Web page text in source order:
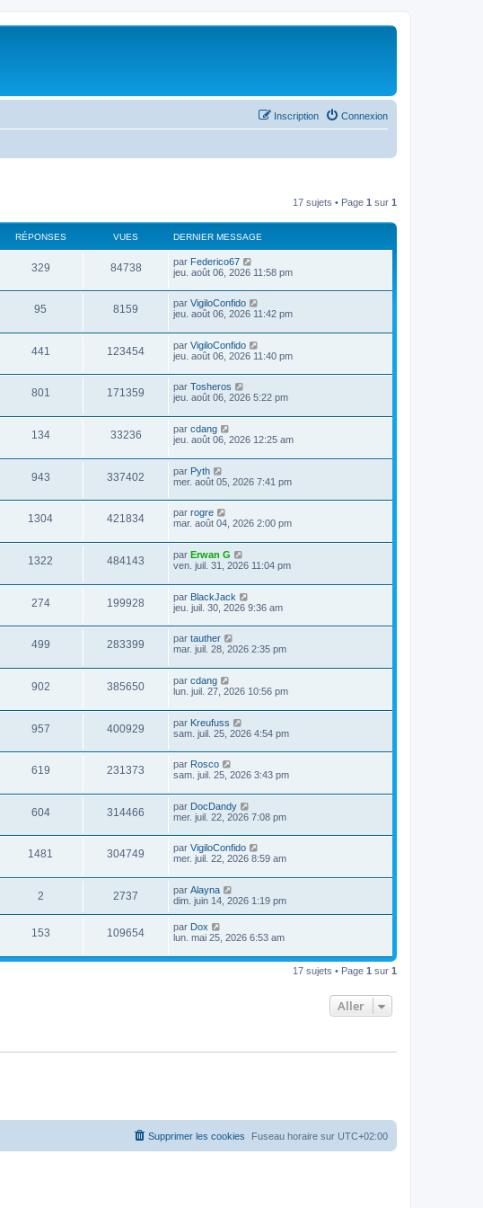
Connexion
Inscription
17 sujets • Page 1 sur 1
RÉPONSES VUES DERNIER MESSAGE
329 84738 par Federico67
jeu. août 06, 2026 11:58 pm
95 8159 par VigiloConfido
jeu. août 06, 2026 11:42 pm
441 123454 par VigiloConfido
jeu. août 06, 2026 11:40 pm
801 171359 par Tosheros
jeu. août 06, 2026 5:22 pm
134 33236 par cdang
jeu. août 06, 2026 12:25 am
943 337402 par Pyth
mer. août 05, 2026 7:41 pm
1304 421834 par rogre
mar. août 04, 2026 2:00 pm
1322 484143 par Erwan G
ven. juil. 31, 2026 11:04 pm
274 199928 par BlackJack
jeu. juil. 30, 2026 9:36 am
499 283399 par tauther
mar. juil. 28, 2026 2:35 pm
902 385650 par cdang
lun. juil. 27, 2026 10:56 pm
957 400929 par Kreufuss
sam. juil. 25, 2026 4:54 pm
619 231373 par Rosco
sam. juil. 25, 2026 3:43 pm
604 314466 par DocDandy
mer. juil. 22, 2026 7:08 pm
1481 304749 par VigiloConfido
mer. juil. 22, 2026 8:59 am
2 2737 par Alayna
dim. juin 14, 2026 1:19 pm
153 109654 par Dox
lun. mai 25, 2026 6:53 am
17 sujets • Page 1 sur 1
Aller
Fuseau horaire sur UTC+02:00
Supprimer les cookies